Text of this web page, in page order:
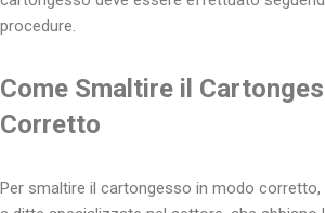
procedure.
Come Smaltire il
Corretto
Per smaltire il cartongesso in modo